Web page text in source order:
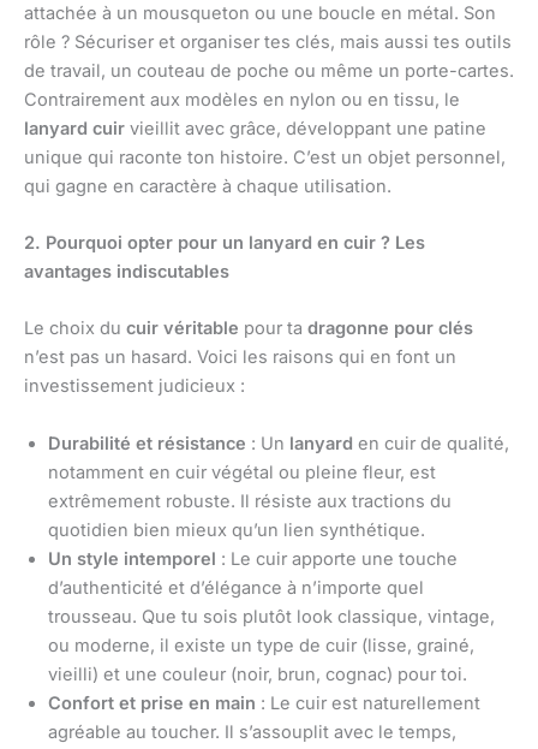
attachée à un mousqueton ou une boucle en métal. Son
rôle ? Sécuriser et organiser tes clés, mais aussi tes outils
de travail, un couteau de poche ou même un porte-cartes.
Contrairement aux modèles en nylon ou en tissu, le
lanyard cuir vieillit avec grâce, développant une patine
unique qui raconte ton histoire. C’est un objet personnel,
qui gagne en caractère à chaque utilisation.
2. Pourquoi opter pour un lanyard en cuir ? Les
avantages indiscutables
Le choix du cuir véritable pour ta dragonne pour clés
n’est pas un hasard. Voici les raisons qui en font un
investissement judicieux :
Durabilité et résistance : Un lanyard en cuir de qualité,
notamment en cuir végétal ou pleine fleur, est
extrêmement robuste. Il résiste aux tractions du
quotidien bien mieux qu’un lien synthétique.
Un style intemporel : Le cuir apporte une touche
d’authenticité et d’élégance à n’importe quel
trousseau. Que tu sois plutôt look classique, vintage,
ou moderne, il existe un type de cuir (lisse, grainé,
vieilli) et une couleur (noir, brun, cognac) pour toi.
Confort et prise en main : Le cuir est naturellement
agréable au toucher. Il s’assouplit avec le temps,